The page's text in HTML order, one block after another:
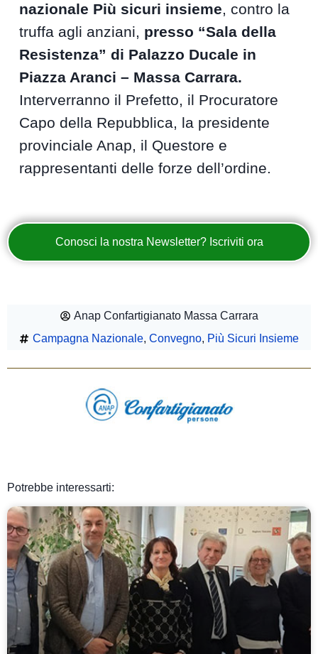
nazionale Più sicuri insieme, contro la
truffa agli anziani, presso “Sala della
Resistenza” di Palazzo Ducale in
Piazza Aranci – Massa Carrara.
Interverranno il Prefetto, il Procuratore
Capo della Repubblica, la presidente
provinciale Anap, il Questore e
rappresentanti delle forze dell’ordine.
Conosci la nostra Newsletter? Iscriviti ora
Anap Confartigianato Massa Carrara
Campagna Nazionale, Convegno, Più Sicuri Insieme
Potrebbe interessarti: